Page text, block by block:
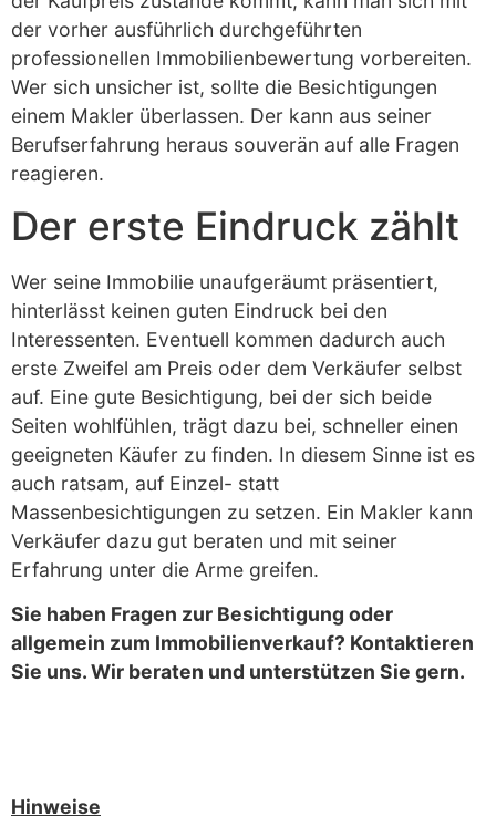
der vorher ausführlich durchgeführten
professionellen Immobilienbewertung vorbereiten.
Wer sich unsicher ist, sollte die Besichtigungen
einem Makler überlassen. Der kann aus seiner
Berufserfahrung heraus souverän auf alle Fragen
reagieren.
Der erste Eindruck zählt
Wer seine Immobilie unaufgeräumt präsentiert,
hinterlässt keinen guten Eindruck bei den
Interessenten. Eventuell kommen dadurch auch
erste Zweifel am Preis oder dem Verkäufer selbst
auf. Eine gute Besichtigung, bei der sich beide
Seiten wohlfühlen, trägt dazu bei, schneller einen
geeigneten Käufer zu finden. In diesem Sinne ist es
auch ratsam, auf Einzel- statt
Massenbesichtigungen zu setzen. Ein Makler kann
Verkäufer dazu gut beraten und mit seiner
Erfahrung unter die Arme greifen.
Sie haben Fragen zur Besichtigung oder
allgemein zum Immobilienverkauf? Kontaktieren
Sie uns. Wir beraten und unterstützen Sie gern.
Hinweise